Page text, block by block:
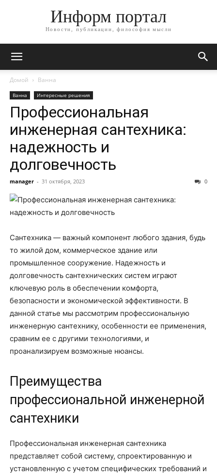
Информ портал
Новости, публикации, философия мысли
Домой Ванна
Ванна Интересные решения
Профессиональная
инженерная сантехника:
надежность и
долговечность
manager - 31 октября, 2023 0
Сантехника — важный компонент любого здания, будь
то жилой дом, коммерческое здание или
промышленное сооружение. Надежность и
долговечность сантехнических систем играют
ключевую роль в обеспечении комфорта,
безопасности и экономической эффективности. В
данной статье мы рассмотрим профессиональную
инженерную сантехнику, особенности ее применения,
сравним ее с другими технологиями, и
проанализируем возможные нюансы.
Преимущества
профессиональной инженерной
сантехники
Профессиональная инженерная сантехника
представляет собой систему, спроектированную и
установленную с учетом специфических требований и